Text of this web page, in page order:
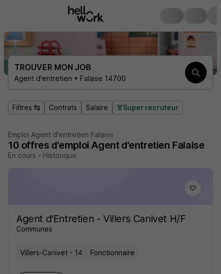
TROUVER MON JOB
Agent d'entretien • Falaise 14700
Filtres Contrats Salaire Super recruteur
Emploi Agent d'entretien Falaise
10 offres d'emploi Agent d'entretien Falaise
En cours - Historique
Agent d'Entretien - Villers Canivet H/F
Communes
Villers-Canivet - 14 Fonctionnaire